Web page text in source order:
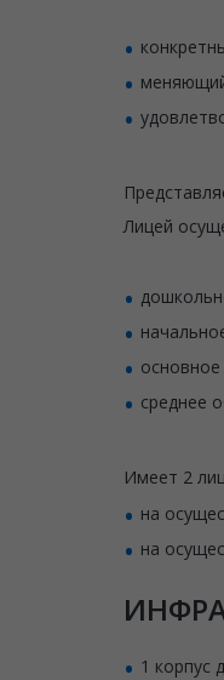
Лицей
среднее
Имеет 2
на
на
1 корпус